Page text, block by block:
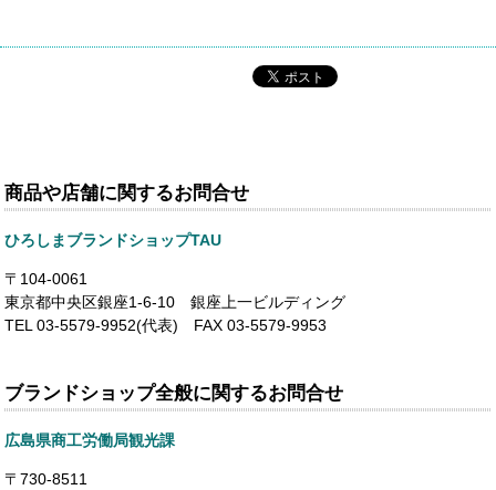
商品や店舗に関するお問合せ
ひろしまブランドショップTAU
〒104-0061
東京都中央区銀座1-6-10 銀座上一ビルディング
TEL 03-5579-9952(代表) FAX 03-5579-9953
ブランドショップ全般に関するお問合せ
広島県商工労働局観光課
〒730-8511